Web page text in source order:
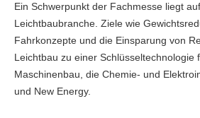
Ein Schwerpunkt der Fachmesse liegt
Leichtbaubranche. Ziele wie
Fahrkonzepte und die Einsparung von
Leichtbau zu einer Schlüsseltechnologie
Maschinenbau, die Chemie- und
und New Energy.